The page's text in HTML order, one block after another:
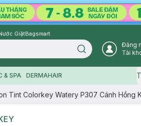
GiặtBagsmart
Search icon
Đăng
Tài
& SPA DERMAHAIR
Tint Colorkey Watery P307 Cánh Hồng